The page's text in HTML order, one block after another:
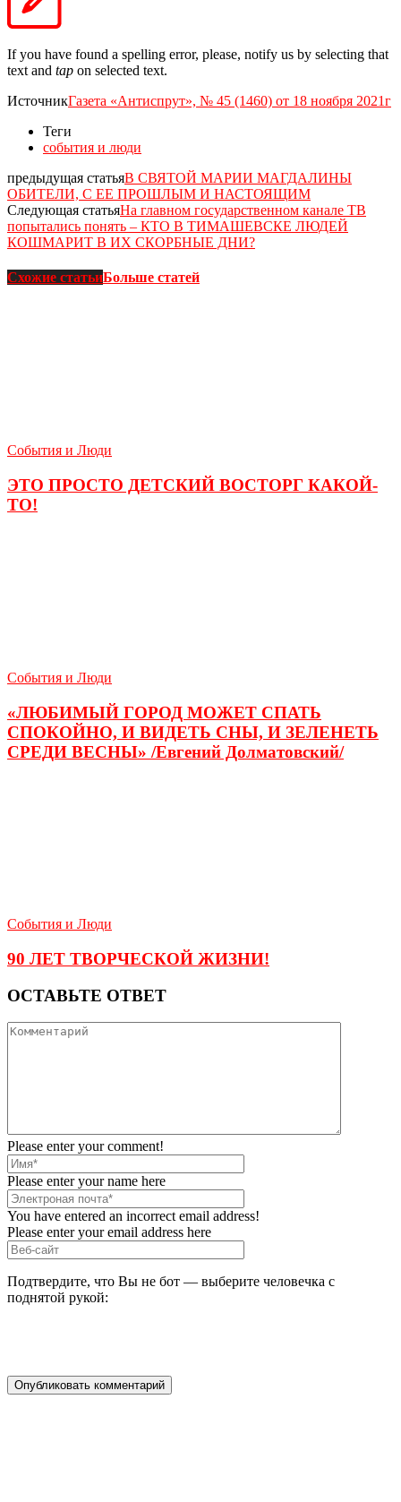
If you have found a spelling error, please, notify us by selecting that
text and tap on selected text.
ИсточникГазета «Антиспрут», № 45 (1460) от 18 ноября 2021г
Теги
события и люди
предыдущая статьяВ СВЯТОЙ МАРИИ МАГДАЛИНЫ
ОБИТЕЛИ, С ЕЕ ПРОШЛЫМ И НАСТОЯЩИМ
Следующая статьяНа главном государственном канале ТВ
попытались понять – КТО В ТИМАШЕВСКЕ ЛЮДЕЙ
КОШМАРИТ В ИХ СКОРБНЫЕ ДНИ?
Схожие статьиБольше статей
События и Люди
ЭТО ПРОСТО ДЕТСКИЙ ВОСТОРГ КАКОЙ-
ТО!
События и Люди
«ЛЮБИМЫЙ ГОРОД МОЖЕТ СПАТЬ
СПОКОЙНО, И ВИДЕТЬ СНЫ, И ЗЕЛЕНЕТЬ
СРЕДИ ВЕСНЫ» /Евгений Долматовский/
События и Люди
90 ЛЕТ ТВОРЧЕСКОЙ ЖИЗНИ!
ОСТАВЬТЕ ОТВЕТ
Please enter your comment!
Please enter your name here
You have entered an incorrect email address!
Please enter your email address here
Подтвердите, что Вы не бот — выберите человечка с
поднятой рукой: